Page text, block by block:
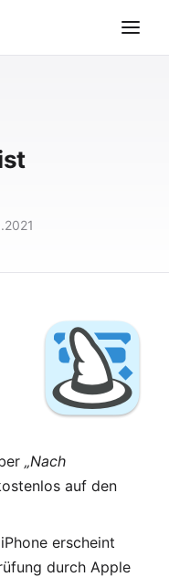
„Nach
auf den
erscheint
durch Apple